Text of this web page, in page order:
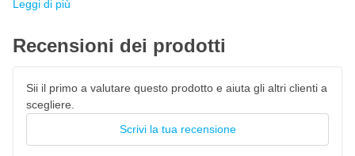
Lavorazione dei metalli
Industria del legno
Costruzione di yacht e applicazioni aeronautiche
Dischi abrasivi 75mm con granulometrie in 20 diverse
Leggi di più
Recensioni dei prodotti
Sii il primo a valutare questo prodotto e aiuta gli altri clienti a
scegliere.
Scrivi la tua recensione